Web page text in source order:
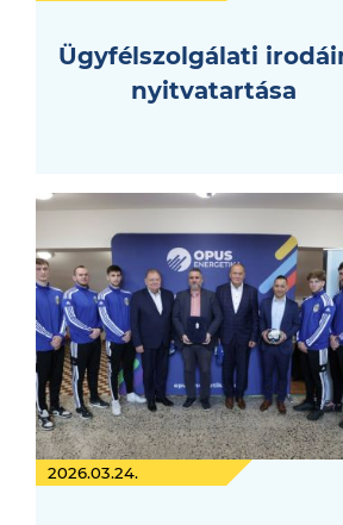
Ügyfélszolgálati
nyitvatartása
2026.03.24.